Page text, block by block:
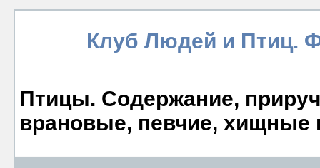
Клуб Людей и Птиц.
Птицы. Содержание,
врановые, певчие, хищные